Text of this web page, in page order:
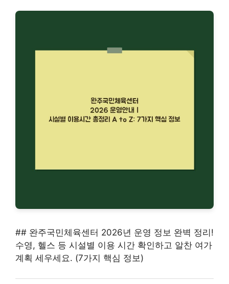
## 완주국민체육센터 2026년 운영 정보 완벽 정리!
수영, 헬스 등 시설별 이용 시간 확인하고 알찬 여가
계획 세우세요. (7가지 핵심 정보)